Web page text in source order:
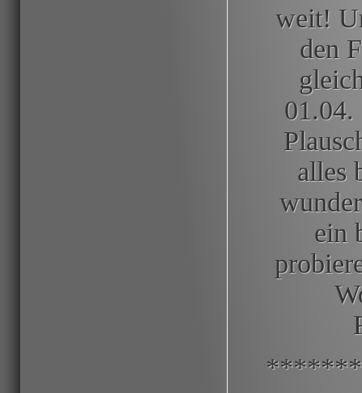
weit!
den
01.04.
alles
ein